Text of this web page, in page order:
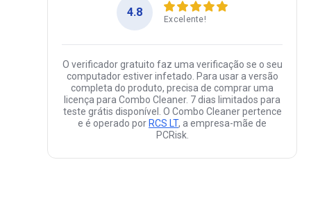
4.8
Excelente!
O verificador gratuito faz uma verificação se o seu
computador estiver infetado. Para usar a versão
completa do produto, precisa de comprar uma
licença para Combo Cleaner. 7 dias limitados para
teste grátis disponível. O Combo Cleaner pertence
e é operado por RCS LT, a empresa-mãe de
PCRisk.